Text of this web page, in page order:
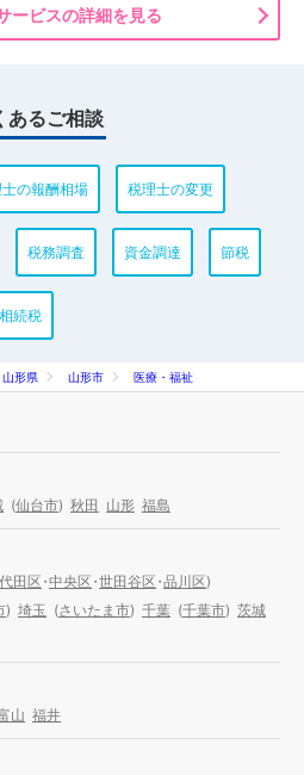
ービスの詳細を見る
あるご相談
の報酬相場 税理士の変更
税務調査 資金調達 節税
相続税
山形県 山形市 医療・福祉
(仙台市) 秋田 山形 福島
田区・中央区・世田谷区・品川区)
) 埼玉 (さいたま市) 千葉 (千葉市) 茨城
山 福井